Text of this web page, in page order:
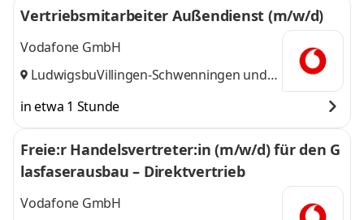
Vertriebsmitarbeiter Außendienst (m/w/d)
Vodafone GmbH
Ludwigsburg,
Villingen-Schwenningen und
in etwa 1 Stunde
Freie:r Handelsvertreter:in (m/w/d) für den G
lasfaserausbau – Direktvertrieb
Vodafone GmbH